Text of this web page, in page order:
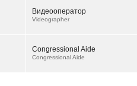
Видеооператор
Videographer
Congressional Aide
Congressional Aide